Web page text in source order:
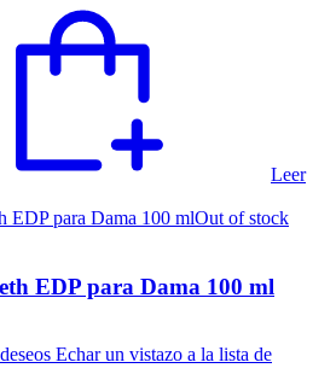
Leer
Out of stock
EDP para Dama 100 ml
Echar un vistazo a la lista de